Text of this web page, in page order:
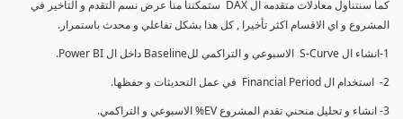
كما سنتناول معادلات متقدمه ال DAX ستمكننا منا عرض نسم التقدم و التأخير في
المشروع و اي الاقسام اكثر تأخيرا , كل هذا بشكل تفاعلي و محدث باستمرار.
1-انشاء ال S-Curve الاسبوعي و التراكمي للBaseline داخل ال Power BI.
2- استخدام ال Financial Period في عمل التحديثات و حفظها.
3- انشاء و تحليل منحني تقدم المشروع EV% الاسبوعي و التراكمي.